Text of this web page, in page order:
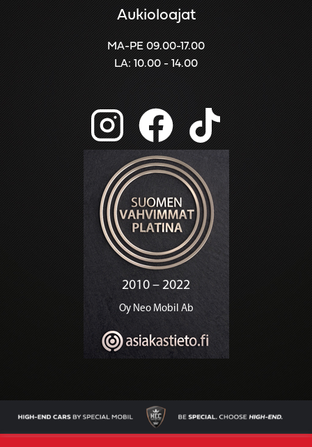
Aukioloajat
MA-PE 09.00-17.00
LA: 10.00 - 14.00